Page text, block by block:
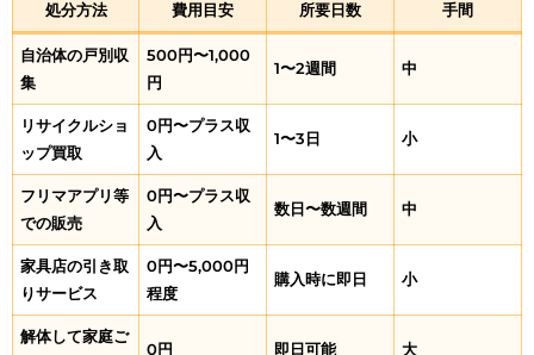
処分方法 費用目安 所要日数 手間
自治体の戸別収
集
500円〜1,000
円
1〜2週間 中
リサイクルショ
ップ買取
0円〜プラス収
入
1〜3日 小
フリマアプリ等
での販売
0円〜プラス収
入
数日〜数週間 中
家具店の引き取
りサービス
0円〜5,000円
程度
購入時に即日 小
解体して家庭ご
0円 即日可能 大